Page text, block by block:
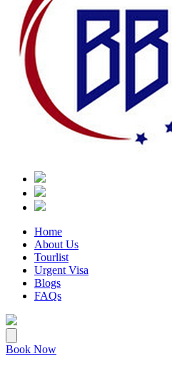
Home
About Us
Tourlist
Urgent Visa
Blogs
FAQs
Book Now